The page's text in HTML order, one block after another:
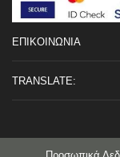
ΕΠΙΚΟΙΝΩΝΙΑ
TRANSLATE: